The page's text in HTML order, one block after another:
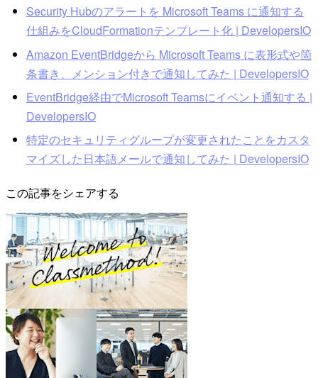
Security Hubのアラートを Microsoft Teams に通知する
仕組みをCloudFormationテンプレート化 | DevelopersIO
Amazon EventBridgeから Microsoft Teams に表形式や箇
条書き、メンション付きで通知してみた | DevelopersIO
EventBridge経由でMicrosoft Teamsにイベント通知する |
DevelopersIO
特定のセキュリティグループが変更されたことをカスタ
マイズした日本語メールで通知してみた | DevelopersIO
この記事をシェアする